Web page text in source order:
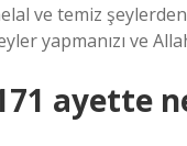
ve temiz
yapmanızı ve
ayette